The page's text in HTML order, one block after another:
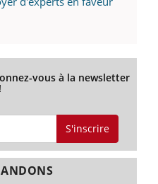
vous à la newsletter
!
S'inscrire